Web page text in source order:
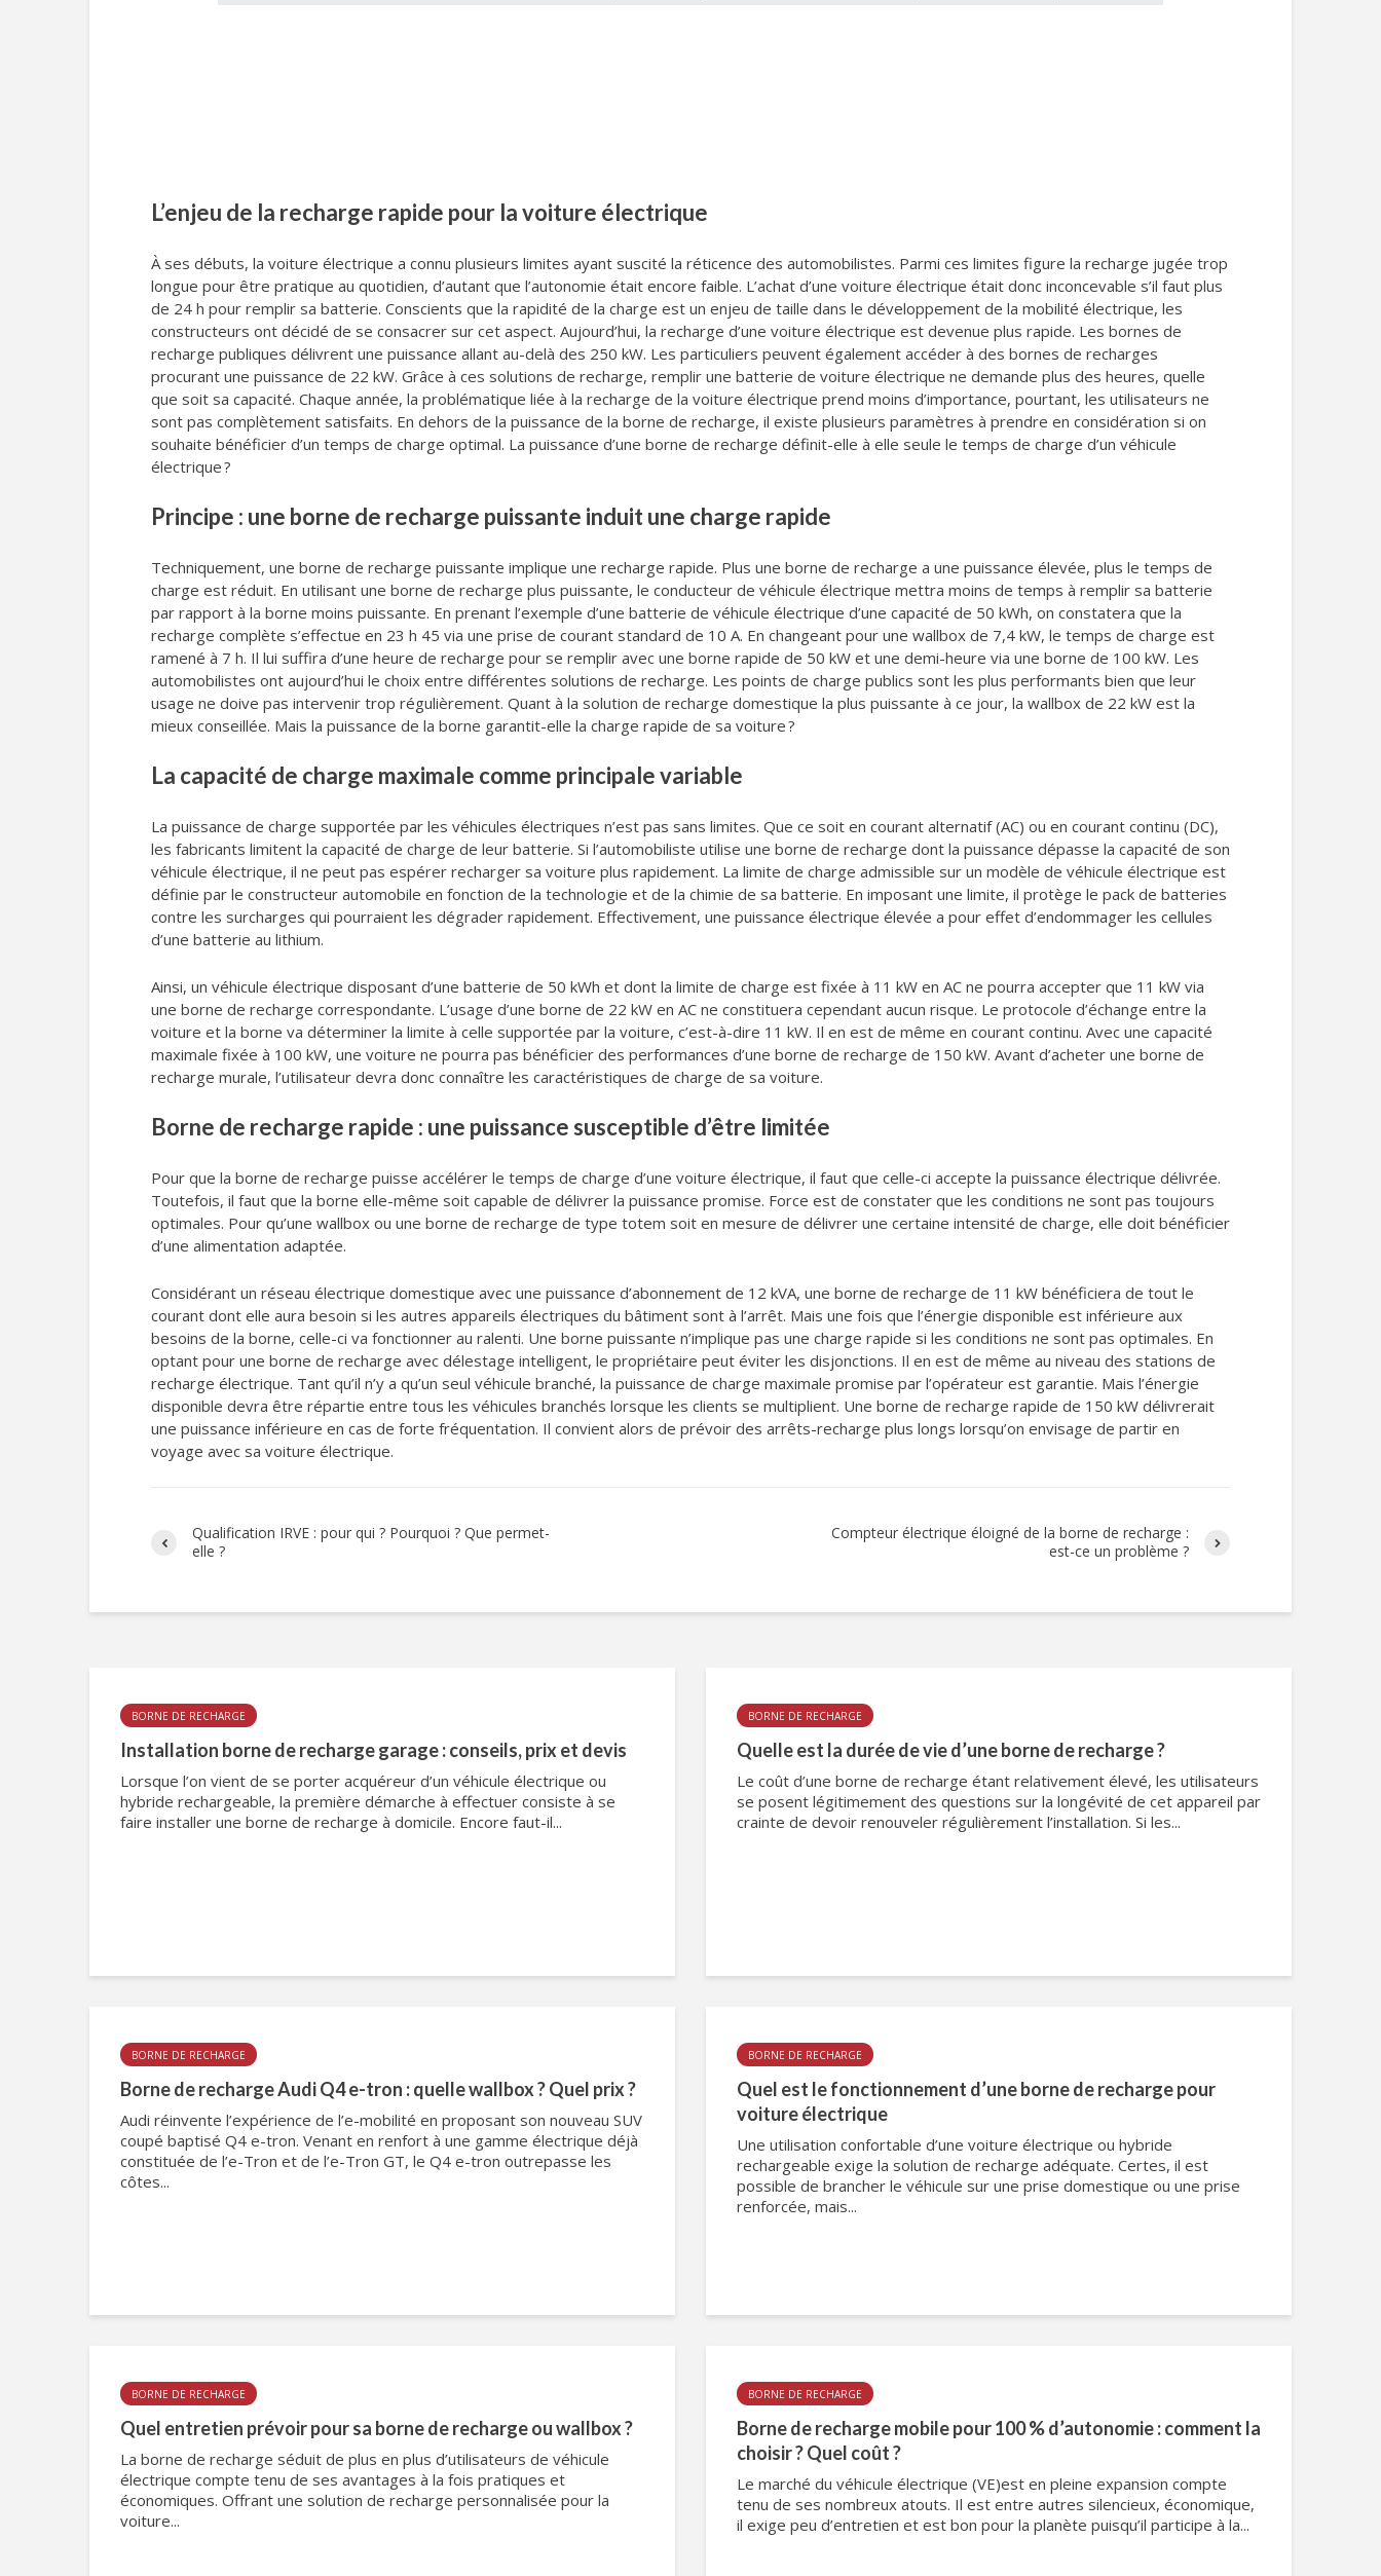
L’enjeu de la recharge rapide pour la voiture électrique
À ses débuts, la voiture électrique a connu plusieurs limites ayant suscité la réticence des automobilistes. Parmi ces limites figure la recharge jugée trop
longue pour être pratique au quotidien, d’autant que l’autonomie était encore faible. L’achat d’une voiture électrique était donc inconcevable s’il faut plus
de 24 h pour remplir sa batterie. Conscients que la rapidité de la charge est un enjeu de taille dans le développement de la mobilité électrique, les
constructeurs ont décidé de se consacrer sur cet aspect. Aujourd’hui, la recharge d’une voiture électrique est devenue plus rapide. Les bornes de
recharge publiques délivrent une puissance allant au-delà des 250 kW. Les particuliers peuvent également accéder à des bornes de recharges
procurant une puissance de 22 kW. Grâce à ces solutions de recharge, remplir une batterie de voiture électrique ne demande plus des heures, quelle
que soit sa capacité. Chaque année, la problématique liée à la recharge de la voiture électrique prend moins d’importance, pourtant, les utilisateurs ne
sont pas complètement satisfaits. En dehors de la puissance de la borne de recharge, il existe plusieurs paramètres à prendre en considération si on
souhaite bénéficier d’un temps de charge optimal. La puissance d’une borne de recharge définit-elle à elle seule le temps de charge d’un véhicule
électrique ?
Principe : une borne de recharge puissante induit une charge rapide
Techniquement, une borne de recharge puissante implique une recharge rapide. Plus une borne de recharge a une puissance élevée, plus le temps de
charge est réduit. En utilisant une borne de recharge plus puissante, le conducteur de véhicule électrique mettra moins de temps à remplir sa batterie
par rapport à la borne moins puissante. En prenant l’exemple d’une batterie de véhicule électrique d’une capacité de 50 kWh, on constatera que la
recharge complète s’effectue en 23 h 45 via une prise de courant standard de 10 A. En changeant pour une wallbox de 7,4 kW, le temps de charge est
ramené à 7 h. Il lui suffira d’une heure de recharge pour se remplir avec une borne rapide de 50 kW et une demi-heure via une borne de 100 kW. Les
automobilistes ont aujourd’hui le choix entre différentes solutions de recharge. Les points de charge publics sont les plus performants bien que leur
usage ne doive pas intervenir trop régulièrement. Quant à la solution de recharge domestique la plus puissante à ce jour, la wallbox de 22 kW est la
mieux conseillée. Mais la puissance de la borne garantit-elle la charge rapide de sa voiture ?
La capacité de charge maximale comme principale variable
La puissance de charge supportée par les véhicules électriques n’est pas sans limites. Que ce soit en courant alternatif (AC) ou en courant continu (DC),
les fabricants limitent la capacité de charge de leur batterie. Si l’automobiliste utilise une borne de recharge dont la puissance dépasse la capacité de son
véhicule électrique, il ne peut pas espérer recharger sa voiture plus rapidement. La limite de charge admissible sur un modèle de véhicule électrique est
définie par le constructeur automobile en fonction de la technologie et de la chimie de sa batterie. En imposant une limite, il protège le pack de batteries
contre les surcharges qui pourraient les dégrader rapidement. Effectivement, une puissance électrique élevée a pour effet d’endommager les cellules
d’une batterie au lithium.
Ainsi, un véhicule électrique disposant d’une batterie de 50 kWh et dont la limite de charge est fixée à 11 kW en AC ne pourra accepter que 11 kW via
une borne de recharge correspondante. L’usage d’une borne de 22 kW en AC ne constituera cependant aucun risque. Le protocole d’échange entre la
voiture et la borne va déterminer la limite à celle supportée par la voiture, c’est-à-dire 11 kW. Il en est de même en courant continu. Avec une capacité
maximale fixée à 100 kW, une voiture ne pourra pas bénéficier des performances d’une borne de recharge de 150 kW. Avant d’acheter une borne de
recharge murale, l’utilisateur devra donc connaître les caractéristiques de charge de sa voiture.
Borne de recharge rapide : une puissance susceptible d’être limitée
Pour que la borne de recharge puisse accélérer le temps de charge d’une voiture électrique, il faut que celle-ci accepte la puissance électrique délivrée.
Toutefois, il faut que la borne elle-même soit capable de délivrer la puissance promise. Force est de constater que les conditions ne sont pas toujours
optimales. Pour qu’une wallbox ou une borne de recharge de type totem soit en mesure de délivrer une certaine intensité de charge, elle doit bénéficier
d’une alimentation adaptée.
Considérant un réseau électrique domestique avec une puissance d’abonnement de 12 kVA, une borne de recharge de 11 kW bénéficiera de tout le
courant dont elle aura besoin si les autres appareils électriques du bâtiment sont à l’arrêt. Mais une fois que l’énergie disponible est inférieure aux
besoins de la borne, celle-ci va fonctionner au ralenti. Une borne puissante n’implique pas une charge rapide si les conditions ne sont pas optimales. En
optant pour une borne de recharge avec délestage intelligent, le propriétaire peut éviter les disjonctions. Il en est de même au niveau des stations de
recharge électrique. Tant qu’il n’y a qu’un seul véhicule branché, la puissance de charge maximale promise par l’opérateur est garantie. Mais l’énergie
disponible devra être répartie entre tous les véhicules branchés lorsque les clients se multiplient. Une borne de recharge rapide de 150 kW délivrerait
une puissance inférieure en cas de forte fréquentation. Il convient alors de prévoir des arrêts-recharge plus longs lorsqu’on envisage de partir en
voyage avec sa voiture électrique.
Qualification IRVE : pour qui ? Pourquoi ? Que permet-
elle ?
Compteur électrique éloigné de la borne de recharge :
est-ce un problème ?
BORNE DE RECHARGE
Installation borne de recharge garage : conseils, prix et devis
Lorsque l’on vient de se porter acquéreur d’un véhicule électrique ou
hybride rechargeable, la première démarche à effectuer consiste à se
faire installer une borne de recharge à domicile. Encore faut-il...
BORNE DE RECHARGE
Quelle est la durée de vie d’une borne de recharge ?
Le coût d’une borne de recharge étant relativement élevé, les utilisateurs
se posent légitimement des questions sur la longévité de cet appareil par
crainte de devoir renouveler régulièrement l’installation. Si les...
BORNE DE RECHARGE
Borne de recharge Audi Q4 e-tron : quelle wallbox ? Quel prix ?
Audi réinvente l’expérience de l’e-mobilité en proposant son nouveau SUV
coupé baptisé Q4 e-tron. Venant en renfort à une gamme électrique déjà
constituée de l’e-Tron et de l’e-Tron GT, le Q4 e-tron outrepasse les
côtes...
BORNE DE RECHARGE
Quel est le fonctionnement d’une borne de recharge pour
voiture électrique
Une utilisation confortable d’une voiture électrique ou hybride
rechargeable exige la solution de recharge adéquate. Certes, il est
possible de brancher le véhicule sur une prise domestique ou une prise
renforcée, mais...
BORNE DE RECHARGE
Quel entretien prévoir pour sa borne de recharge ou wallbox ?
La borne de recharge séduit de plus en plus d’utilisateurs de véhicule
électrique compte tenu de ses avantages à la fois pratiques et
économiques. Offrant une solution de recharge personnalisée pour la
voiture...
BORNE DE RECHARGE
Borne de recharge mobile pour 100 % d’autonomie : comment la
choisir ? Quel coût ?
Le marché du véhicule électrique (VE)est en pleine expansion compte
tenu de ses nombreux atouts. Il est entre autres silencieux, économique,
il exige peu d’entretien et est bon pour la planète puisqu’il participe à la...